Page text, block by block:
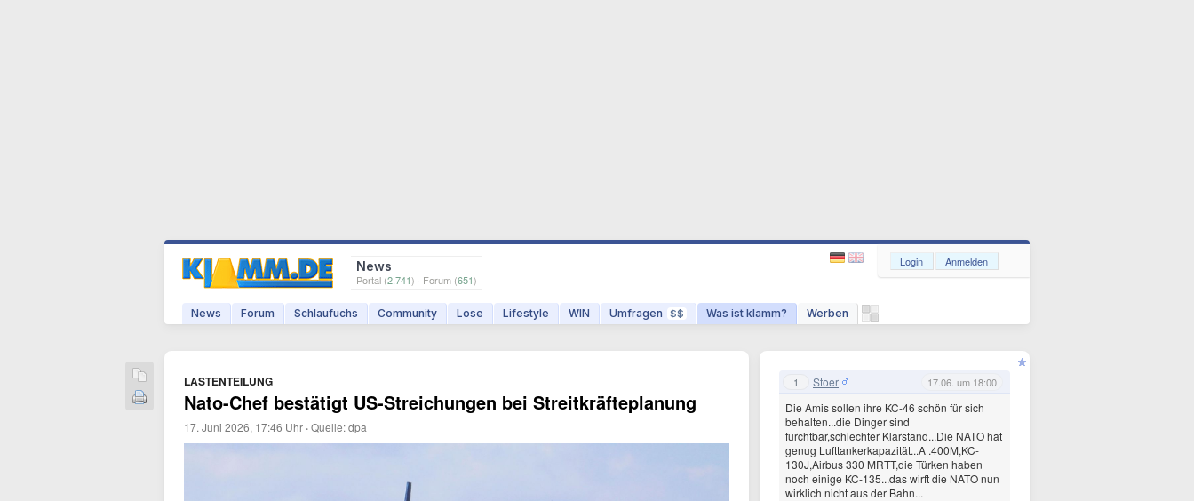
News
Portal (2.741) · Forum (651)
News Forum Schlaufuchs Community Lose Lifestyle WIN Umfragen $$ Was ist klamm? Werben
Login Anmelden
LASTENTEILUNG
Nato-Chef bestätigt US-Streichungen bei Streitkräfteplanung
17. Juni 2026, 17:46 Uhr ·Quelle:dpa
1 Stoer 17.06. um 18:00
Die Amis sollen ihre KC-46 schön für sich
behalten...die Dinger sind
furchtbar,schlechter Klarstand...Die NATO hat
genug Lufttankerkapazität...A .400M,KC-
130J,Airbus 330 MRTT,die Türken haben
noch einige KC-135...das wirft die NATO nun
wirklich nicht aus der Bahn...